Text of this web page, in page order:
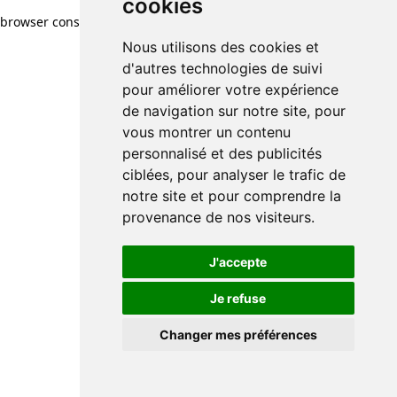
cookies
Nous utilisons des cookies et
d'autres technologies de suivi
pour améliorer votre expérience
de navigation sur notre site, pour
vous montrer un contenu
personnalisé et des publicités
ciblées, pour analyser le trafic de
notre site et pour comprendre la
provenance de nos visiteurs.
J'accepte
Je refuse
Changer mes préférences
browser console for more information)